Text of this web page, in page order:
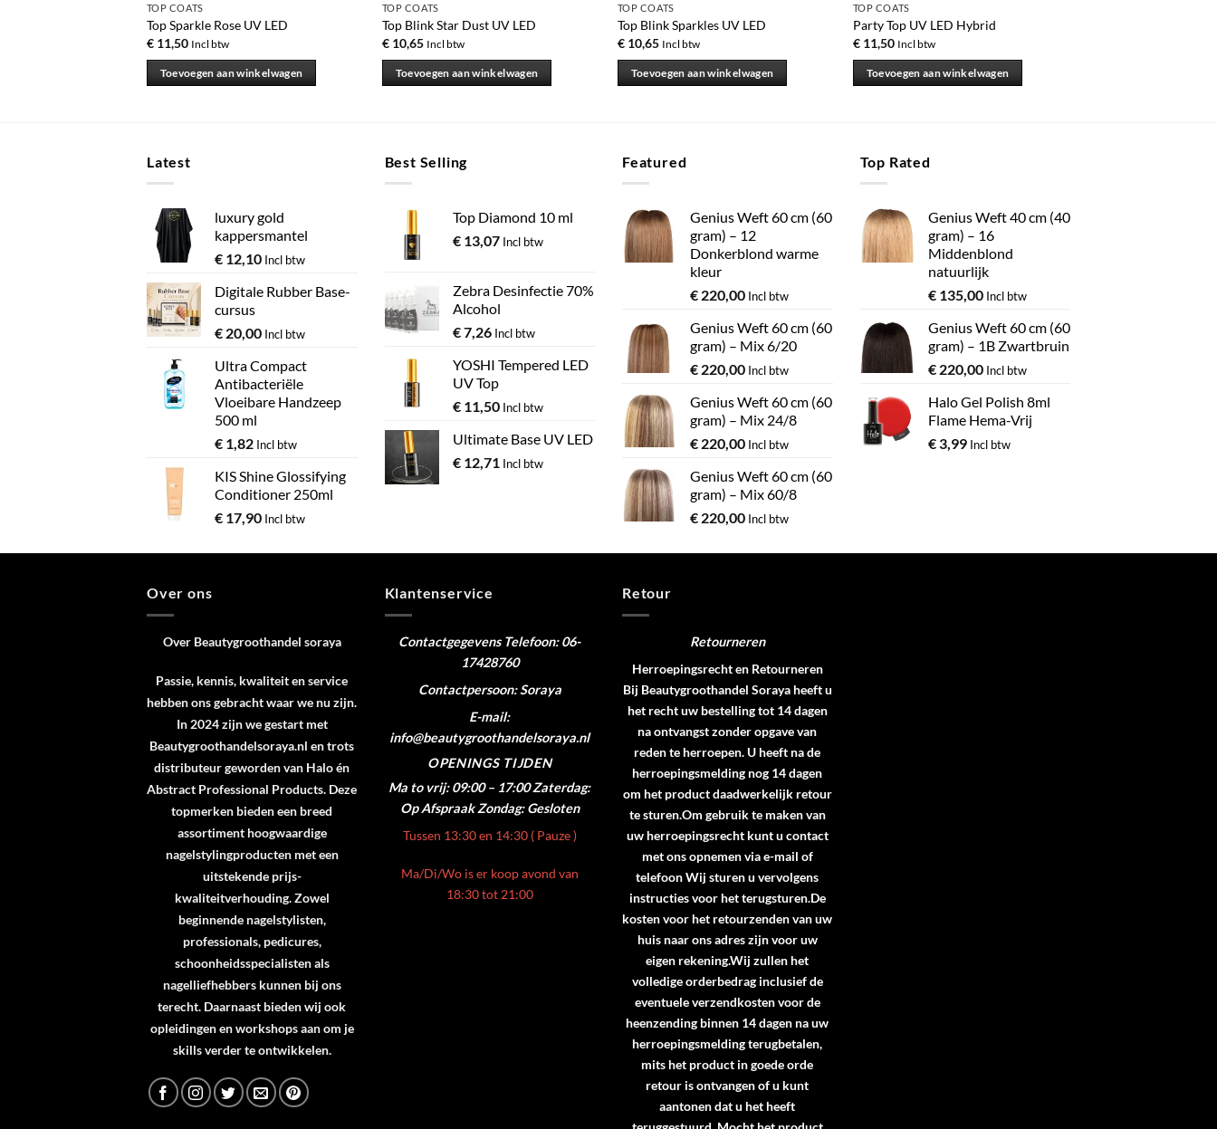
TOP COATS
Top Sparkle Rose UV LED
€11,50 Incl btw
Toevoegen aan winkelwagen
TOP COATS
Top Blink Star Dust UV LED
€10,65 Incl btw
Toevoegen aan winkelwagen
TOP COATS
Top Blink Sparkles UV LED
€10,65 Incl btw
Toevoegen aan winkelwagen
TOP COATS
Party Top UV LED Hybrid
€11,50 Incl btw
Toevoegen aan winkelwagen
Latest
luxury gold
kappersmantel
€ 12,10 Incl btw
Digitale Rubber Base-
cursus
€ 20,00 Incl btw
Ultra Compact
Antibacteriële
Vloeibare Handzeep
500 ml
€ 1,82 Incl btw
KIS Shine Glossifying
Conditioner 250ml
€ 17,90 Incl btw
Best Selling
Top Diamond 10 ml
€13,07 Incl btw
Zebra Desinfectie 70%
Alcohol
€7,26 Incl btw
YOSHI Tempered LED
UV Top
€11,50 Incl btw
Ultimate Base UV LED
€12,71 Incl btw
Featured
Genius Weft 60 cm (60
gram) – 12
Donkerblond warme
kleur
€ 220,00 Incl btw
Genius Weft 60 cm (60
gram) – Mix 6/20
€ 220,00 Incl btw
Genius Weft 60 cm (60
gram) – Mix 24/8
€ 220,00 Incl btw
Genius Weft 60 cm (60
gram) – Mix 60/8
€ 220,00 Incl btw
Top Rated
Genius Weft 40 cm (40
gram) – 16
Middenblond
natuurlijk
€135,00 Incl btw
Genius Weft 60 cm (60
gram) – 1B Zwartbruin
€220,00 Incl btw
Halo Gel Polish 8ml
Flame Hema-Vrij
€3,99 Incl btw
Over ons
Over Beautygroothandel soraya
Passie, kennis, kwaliteit en service
hebben ons gebracht waar we nu zijn.
In 2024 zijn we gestart met
Beautygroothandelsoraya.nl en trots
distributeur geworden van Haloén
Abstract Professional Products. Deze
topmerken bieden een breed
assortiment hoogwaardige
nagelstylingproducten met een
uitstekende prijs-
kwaliteitverhouding. Zowel
beginnende nagelstylisten,
professionals, pedicures,
schoonheidsspecialisten als
nagelliefhebbers kunnen bij ons
terecht. Daarnaast bieden wij ook
opleidingen en workshops aan om je
skills verder te ontwikkelen.
Klantenservice
ContactgegevensTelefoon: 06-
17428760
Contactpersoon: Soraya
E-mail:
info@beautygroothandelsoraya.nl
OPENINGS TIJDEN
Ma to vrij: 09:00 – 17:00 Zaterdag:
Op Afspraak Zondag: Gesloten
Tussen 13:30 en 14:30 ( Pauze )
Ma/Di/Wo is er koop avond van
18:30 tot 21:00
Retour
Retourneren
Herroepingsrecht en Retourneren
Bij Beautygroothandel Soraya heeft u
het recht uw bestelling tot 14 dagen
na ontvangst zonder opgave van
reden te herroepen. U heeft na de
herroepingsmelding nog 14 dagen
om het product daadwerkelijk retour
te sturen.Om gebruik te maken van
uw herroepingsrecht kunt u contact
met ons opnemen via e-mail of
telefoon Wij sturen u vervolgens
instructies voor het terugsturen.De
kosten voor het retourzenden van uw
huis naar ons adres zijn voor uw
eigen rekening.Wij zullen het
volledige orderbedrag inclusief de
eventuele verzendkosten voor de
heenzending binnen 14 dagen na uw
herroepingsmelding terugbetalen,
mits het product in goede orde
retour is ontvangen of u kunt
aantonen dat u het heeft